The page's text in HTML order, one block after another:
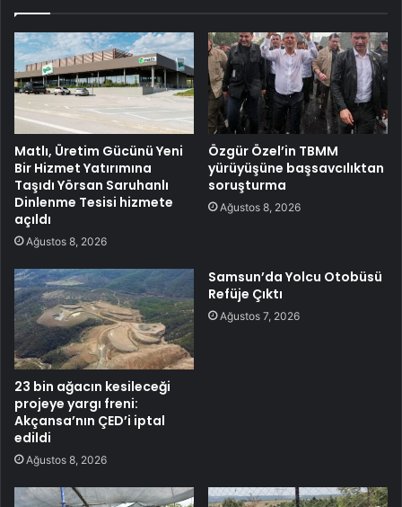
Matlı, Üretim Gücünü Yeni
Bir Hizmet Yatırımına
Taşıdı Yörsan Saruhanlı
Dinlenme Tesisi hizmete
açıldı
Ağustos 8, 2026
Özgür Özel’in TBMM
yürüyüşüne başsavcılıktan
soruşturma
Ağustos 8, 2026
23 bin ağacın kesileceği
projeye yargı freni:
Akçansa’nın ÇED’i iptal
edildi
Ağustos 8, 2026
Samsun’da Yolcu Otobüsü
Refüje Çıktı
Ağustos 7, 2026